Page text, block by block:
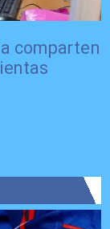
comparten